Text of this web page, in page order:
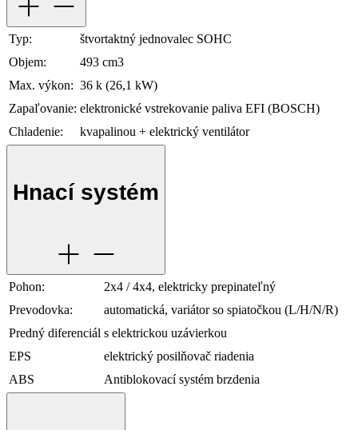
Typ:
štvortaktný jednovalec SOHC
Objem:
493 cm3
Max. výkon: 36 k (26,1 kW)
Zapaľovanie: elektronické vstrekovanie paliva EFI (BOSCH)
Chladenie:
kvapalinou + elektrický ventilátor
Hnací systém
Pohon:
2x4 / 4x4, elektricky prepinateľný
Prevodovka:
automatická, variátor so spiatočkou (L/H/N/R)
Predný diferenciál s elektrickou uzávierkou
EPS
elektrický posilňovač riadenia
ABS
Antiblokovací systém brzdenia